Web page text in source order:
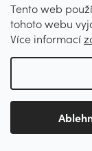
Tento web
tohoto webu
Více informací